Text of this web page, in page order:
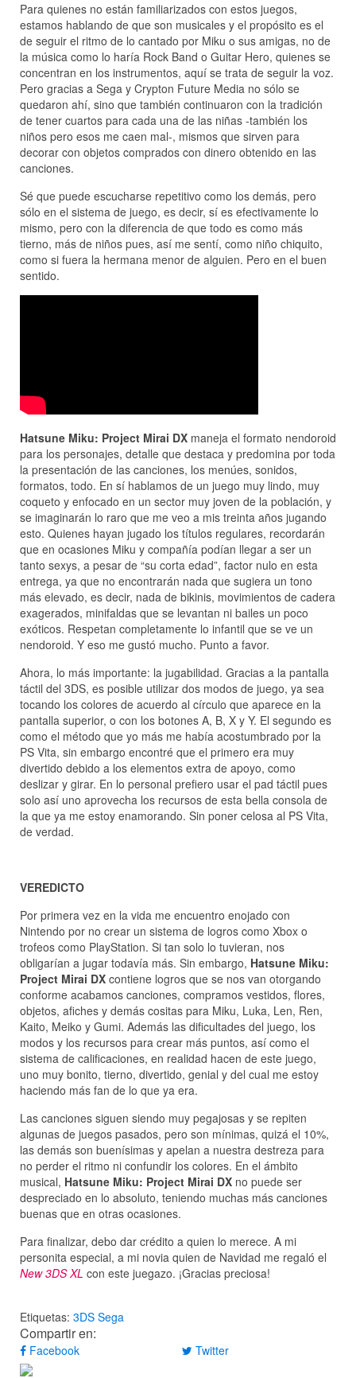
Para quienes no están familiarizados con estos juegos,
estamos hablando de que son musicales y el propósito es el
de seguir el ritmo de lo cantado por Miku o sus amigas, no de
la música como lo haría Rock Band o Guitar Hero, quienes se
concentran en los instrumentos, aquí se trata de seguir la voz.
Pero gracias a Sega y Crypton Future Media no sólo se
quedaron ahí, sino que también continuaron con la tradición
de tener cuartos para cada una de las niñas -también los
niños pero esos me caen mal-, mismos que sirven para
decorar con objetos comprados con dinero obtenido en las
canciones.
Sé que puede escucharse repetitivo como los demás, pero
sólo en el sistema de juego, es decir, sí es efectivamente lo
mismo, pero con la diferencia de que todo es como más
tierno, más de niños pues, así me sentí, como niño chiquito,
como si fuera la hermana menor de alguien. Pero en el buen
sentido.
Hatsune Miku: Project Mirai DX maneja el formato nendoroid
para los personajes, detalle que destaca y predomina por toda
la presentación de las canciones, los menúes, sonidos,
formatos, todo. En sí hablamos de un juego muy lindo, muy
coqueto y enfocado en un sector muy joven de la población, y
se imaginarán lo raro que me veo a mis treinta años jugando
esto. Quienes hayan jugado los títulos regulares, recordarán
que en ocasiones Miku y compañía podían llegar a ser un
tanto sexys, a pesar de “su corta edad”, factor nulo en esta
entrega, ya que no encontrarán nada que sugiera un tono
más elevado, es decir, nada de bikinis, movimientos de cadera
exagerados, minifaldas que se levantan ni bailes un poco
exóticos. Respetan completamente lo infantil que se ve un
nendoroid. Y eso me gustó mucho. Punto a favor.
Ahora, lo más importante: la jugabilidad. Gracias a la pantalla
táctil del 3DS, es posible utilizar dos modos de juego, ya sea
tocando los colores de acuerdo al círculo que aparece en la
pantalla superior, o con los botones A, B, X y Y. El segundo es
como el método que yo más me había acostumbrado por la
PS Vita, sin embargo encontré que el primero era muy
divertido debido a los elementos extra de apoyo, como
deslizar y girar. En lo personal prefiero usar el pad táctil pues
solo así uno aprovecha los recursos de esta bella consola de
la que ya me estoy enamorando. Sin poner celosa al PS Vita,
de verdad.
VEREDICTO
Por primera vez en la vida me encuentro enojado con
Nintendo por no crear un sistema de logros como Xbox o
trofeos como PlayStation. Si tan solo lo tuvieran, nos
obligarían a jugar todavía más. Sin embargo, Hatsune Miku:
Project Mirai DX contiene logros que se nos van otorgando
conforme acabamos canciones, compramos vestidos, flores,
objetos, afiches y demás cositas para Miku, Luka, Len, Ren,
Kaito, Meiko y Gumi. Además las dificultades del juego, los
modos y los recursos para crear más puntos, así como el
sistema de calificaciones, en realidad hacen de este juego,
uno muy bonito, tierno, divertido, genial y del cual me estoy
haciendo más fan de lo que ya era.
Las canciones siguen siendo muy pegajosas y se repiten
algunas de juegos pasados, pero son mínimas, quizá el 10%,
las demás son buenísimas y apelan a nuestra destreza para
no perder el ritmo ni confundir los colores. En el ámbito
musical, Hatsune Miku: Project Mirai DX no puede ser
despreciado en lo absoluto, teniendo muchas más canciones
buenas que en otras ocasiones.
Para finalizar, debo dar crédito a quien lo merece. A mi
personita especial, a mi novia quien de Navidad me regaló el
New 3DS XL con este juegazo. ¡Gracias preciosa!
Etiquetas: 3DS Sega
Compartir en:
Facebook Twitter